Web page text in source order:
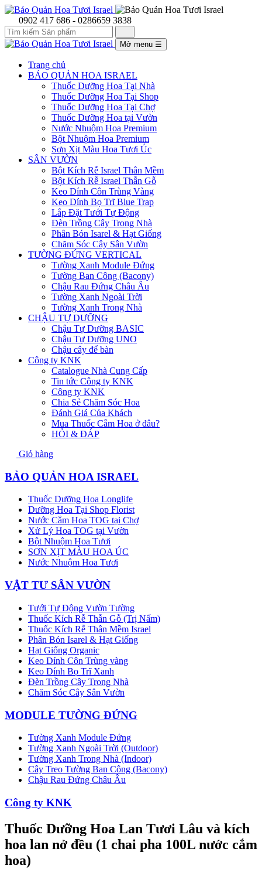
0902 417 686 - 0286659 3838
Mở menu ☰
Trang chủ
BẢO QUẢN HOA ISRAEL
Thuốc Dưỡng Hoa Tại Nhà
Thuốc Dưỡng Hoa Tại Shop
Thuốc Dưỡng Hoa Tại Chợ
Thuốc Dưỡng Hoa tại Vườn
Nước Nhuộm Hoa Premium
Bột Nhuộm Hoa Premium
Sơn Xịt Màu Hoa Tươi Úc
SÂN VƯỜN
Bột Kích Rễ Israel Thân Mềm
Bột Kích Rễ Israel Thẫn Gỗ
Keo Dính Côn Trùng Vàng
Keo Dính Bọ Trĩ Blue Trap
Lắp Đặt Tưới Tự Động
Đèn Trồng Cây Trong Nhà
Phân Bón Isarel & Hạt Giống
Chăm Sóc Cây Sân Vườn
TƯỜNG ĐỨNG VERTICAL
Tường Xanh Module Đứng
Tường Ban Công (Bacony)
Chậu Rau Đứng Châu Âu
Tường Xanh Ngoài Trời
Tường Xanh Trong Nhà
CHẬU TỰ DƯỠNG
Chậu Tự Dưỡng BASIC
Chậu Tự Dưỡng UNO
Chậu cây để bàn
Công ty KNK
Catalogue Nhà Cung Cấp
Tin tức Công ty KNK
Công ty KNK
Chia Sẻ Chăm Sóc Hoa
Đánh Giá Của Khách
Mua Thuốc Cắm Hoa ở đâu?
HỎI & ĐÁP
Giỏ hàng
BẢO QUẢN HOA ISRAEL
Thuốc Dưỡng Hoa Longlife
Dưỡng Hoa Tại Shop Florist
Nước Cắm Hoa TOG tại Chợ
Xử Lý Hoa TOG tại Vườn
Bột Nhuộm Hoa Tươi
SƠN XỊT MÀU HOA ÚC
Nước Nhuộm Hoa Tươi
VẬT TƯ SÂN VƯỜN
Tưới Tự Động Vườn Tường
Thuốc Kích Rễ Thẫn Gỗ (Trị Nấm)
Thuốc Kích Rễ Thân Mềm Israel
Phân Bón Isarel & Hạt Giống
Hạt Giống Organic
Keo Dính Côn Trùng vàng
Keo Dính Bọ Trĩ Xanh
Đèn Trồng Cây Trong Nhà
Chăm Sóc Cây Sân Vườn
MODULE TƯỜNG ĐỨNG
Tường Xanh Module Đứng
Tường Xanh Ngoài Trời (Outdoor)
Tường Xanh Trong Nhà (Indoor)
Cây Treo Tường Ban Công (Bacony)
Chậu Rau Đứng Châu Âu
Công ty KNK
Thuốc Dưỡng Hoa Lan Tươi Lâu và kích
hoa lan nở đều (1 chai pha 100L nước cắm
hoa)